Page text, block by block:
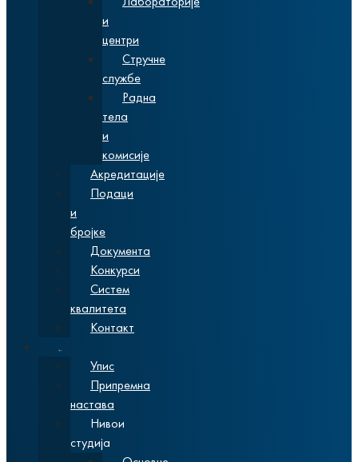
и
центри
Стручне
службе
Радна
тела
и
комисије
Акредитације
Подаци
и
бројке
Документа
Конкурси
Систем
квалитета
Контакт
Упис
Припремна
настава
Нивои
студија